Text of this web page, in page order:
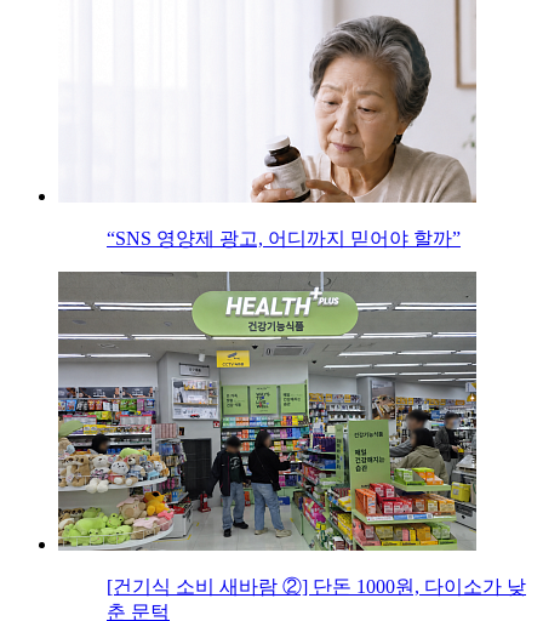
“SNS 영양제 광고, 어디까지 믿어야 할까”
[건기식 소비 새바람 ②] 단돈 1000원, 다이소가 낮
춘 문턱